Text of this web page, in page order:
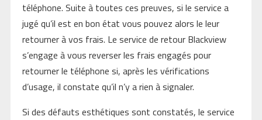
téléphone. Suite à toutes ces preuves, si le service a
jugé qu’il est en bon état vous pouvez alors le leur
retourner à vos frais. Le service de retour Blackview
s’engage à vous reverser les frais engagés pour
retourner le téléphone si, après les vérifications
d’usage, il constate qu’il n’y a rien à signaler.
Si des défauts esthétiques sont constatés, le service